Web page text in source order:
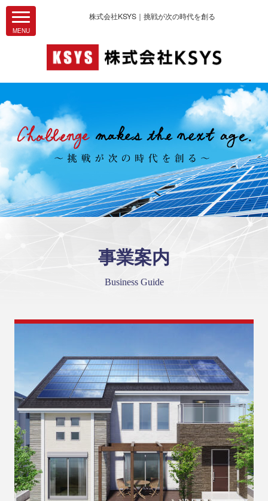
株式会社KSYS｜挑戦が次の時代を創る
事業案内
Business Guide